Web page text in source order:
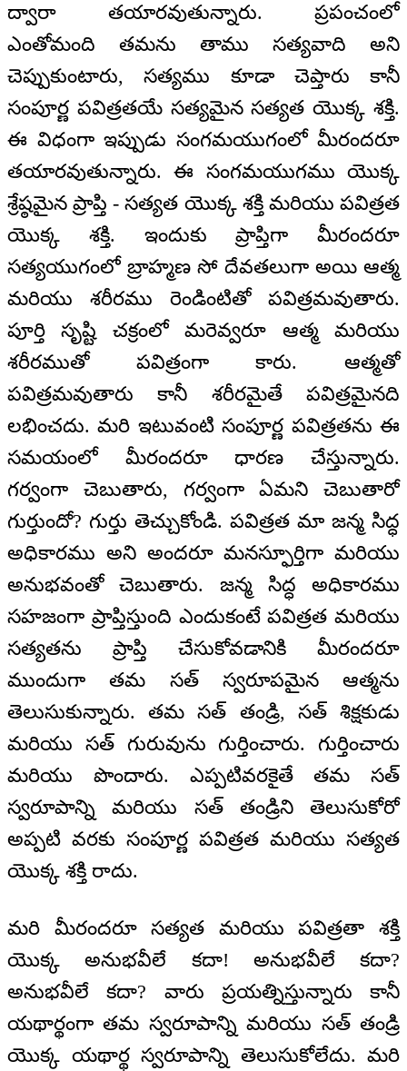
ద్వారా తయారవుతున్నారు. ప్రపంచంలో
ఎంతోమంది తమను తాము సత్యవాది అని
చెప్పుకుంటారు, సత్యము కూడా చెప్తారు కానీ
సంపూర్ణ పవిత్రతయే సత్యమైన సత్యత యొక్క శక్తి.
ఈ విధంగా ఇప్పుడు సంగమయుగంలో మీరందరూ
తయారవుతున్నారు. ఈ సంగమయుగము యొక్క
శ్రేష్ఠమైన ప్రాప్తి - సత్యత యొక్క శక్తి మరియు పవిత్రత
యొక్క శక్తి. ఇందుకు ప్రాప్తిగా మీరందరూ
సత్యయుగంలో బ్రాహ్మణ సో దేవతలుగా అయి ఆత్మ
మరియు శరీరము రెండింటితో పవిత్రమవుతారు.
పూర్తి సృష్టి చక్రంలో మరెవ్వరూ ఆత్మ మరియు
శరీరముతో పవిత్రంగా కారు. ఆత్మతో
పవిత్రమవుతారు కానీ శరీరమైతే పవిత్రమైనది
లభించదు. మరి ఇటువంటి సంపూర్ణ పవిత్రతను ఈ
సమయంలో మీరందరూ ధారణ చేస్తున్నారు.
గర్వంగా చెబుతారు, గర్వంగా ఏమని చెబుతారో
గుర్తుందో? గుర్తు తెచ్చుకోండి. పవిత్రత మా జన్మ సిద్ధ
అధికారము అని అందరూ మనస్ఫూర్తిగా మరియు
అనుభవంతో చెబుతారు. జన్మ సిద్ధ అధికారము
సహజంగా ప్రాప్తిస్తుంది ఎందుకంటే పవిత్రత మరియు
సత్యతను ప్రాప్తి చేసుకోవడానికి మీరందరూ
ముందుగా తమ సత్‌ స్వరూపమైన ఆత్మను
తెలుసుకున్నారు. తమ సత్‌ తండ్రి, సత్‌ శిక్షకుడు
మరియు సత్‌ గురువును గుర్తించారు. గుర్తించారు
మరియు పొందారు. ఎప్పటివరకైతే తమ సత్‌
స్వరూపాన్ని మరియు సత్‌ తండ్రిని తెలుసుకోరో
అప్పటి వరకు సంపూర్ణ పవిత్రత మరియు సత్యత
యొక్క శక్తి రాదు.
మరి మీరందరూ సత్యత మరియు పవిత్రతా శక్తి
యొక్క అనుభవీలే కదా! అనుభవీలే కదా?
అనుభవీలే కదా? వారు ప్రయత్నిస్తున్నారు కానీ
యథార్థంగా తమ స్వరూపాన్ని మరియు సత్‌ తండ్రి
యొక్క యథార్థ స్వరూపాన్ని తెలుసుకోలేదు. మరి